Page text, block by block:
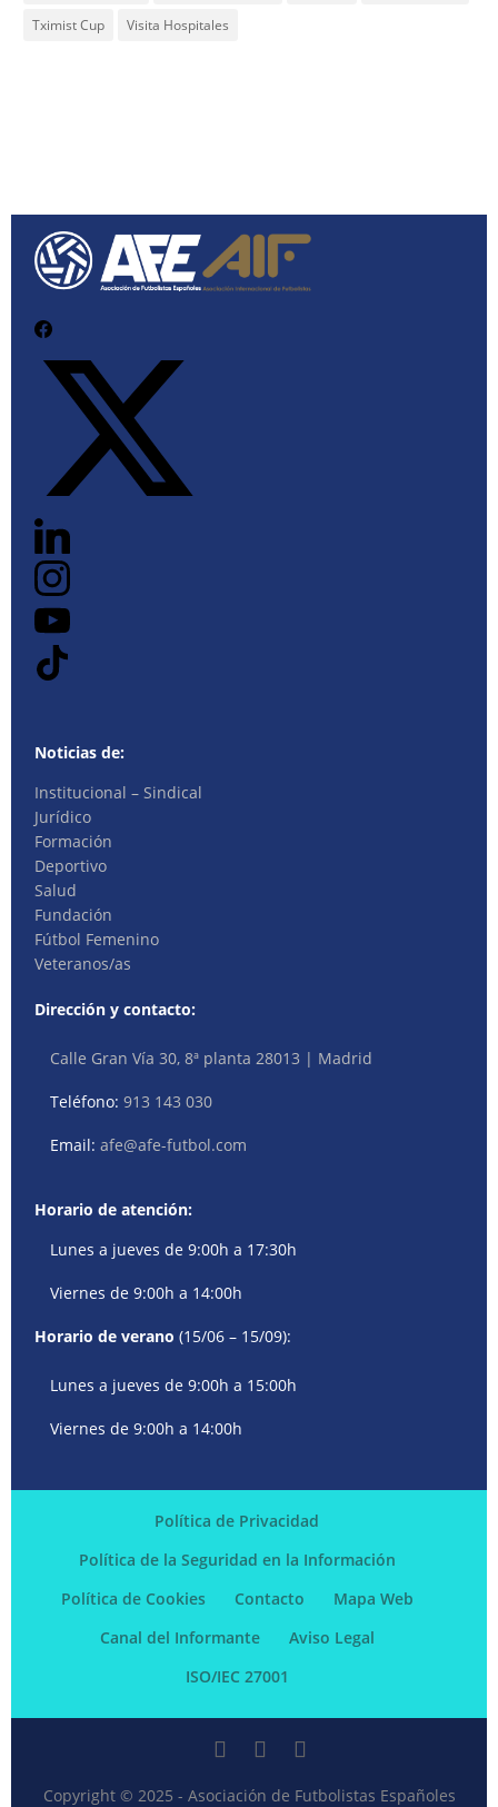
Tximist Cup
Visita Hospitales
Noticias de:
Institucional – Sindical
Jurídico
Formación
Deportivo
Salud
Fundación
Fútbol Femenino
Veteranos/as
Dirección y contacto:
Calle Gran Vía 30, 8ª planta 28013 | Madrid
Teléfono:913 143 030
Email:afe@afe-futbol.com
Horario de atención:
Lunes a jueves de 9:00h a 17:30h
Viernes de 9:00h a 14:00h
Horario de verano (15/06 – 15/09):
Lunes a jueves de 9:00h a 15:00h
Viernes de 9:00h a 14:00h
Política de Privacidad
Política de la Seguridad en la Información
Política de Cookies
Contacto
Mapa Web
Canal del Informante
Aviso Legal
ISO/IEC 27001
Copyright © 2025 - Asociación de Futbolistas Españoles